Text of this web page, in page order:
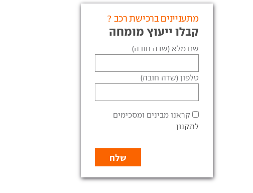
מתעניינים ברכישת רכב ?
קבלו ייעוץ מומחה
שם מלא (שדה חובה)
טלפון (שדה חובה)
קראנו מבינים ומסכימים
לתקנון